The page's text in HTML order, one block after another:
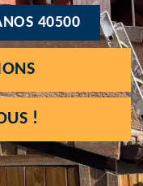
40500
!